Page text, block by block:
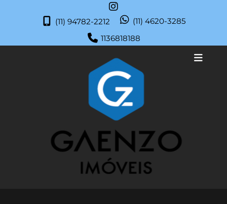
(11) 94782-2212
(11) 4620-3285
1136818188